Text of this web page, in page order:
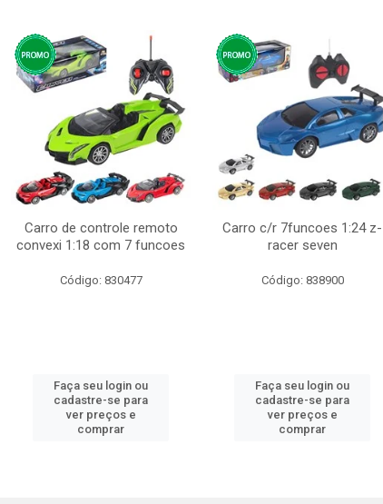
Carro de controle remoto
convexi 1:18 com 7 funcoes
Código: 830477
Faça seu login ou
cadastre-se para
ver preços e
comprar
Carro c/r 7funcoes 1:24 z-
racer seven
Código: 838900
Faça seu login ou
cadastre-se para
ver preços e
comprar